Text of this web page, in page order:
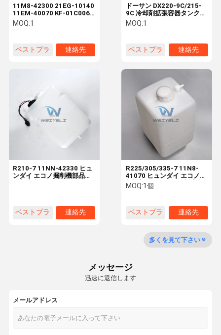
企業情報
会社案内 品質管理 お問い合わせ ニュース
見積依頼
建設機械の冷却液膨張タンク
建設機械 ワイパーケトル
ドーサン DX220-9C/215-
9C 冷却剤拡張容器タンク
450107-00055 450107-
00055B
MOQ:1
ベストプラ
連絡先
11M8-42300 21EG-10140
11EM-40070 KF-01C006
11N8-41071 KF-01C012
MOQ:1
ベストプラ
連絡先
R225/305/335-7 11N8-
41070 ヒュンダイ エコノ掘
削機部品のための冷却液膨
張タンク
MOQ:1個
ベストプラ
連絡先
R210-7 11NN-42330 ヒュ
ンダイ エコノ掘削機部品用
ベストプラ
連絡先
多くを見て下さい
メッセージ
迅速に返信します
メールアドレス